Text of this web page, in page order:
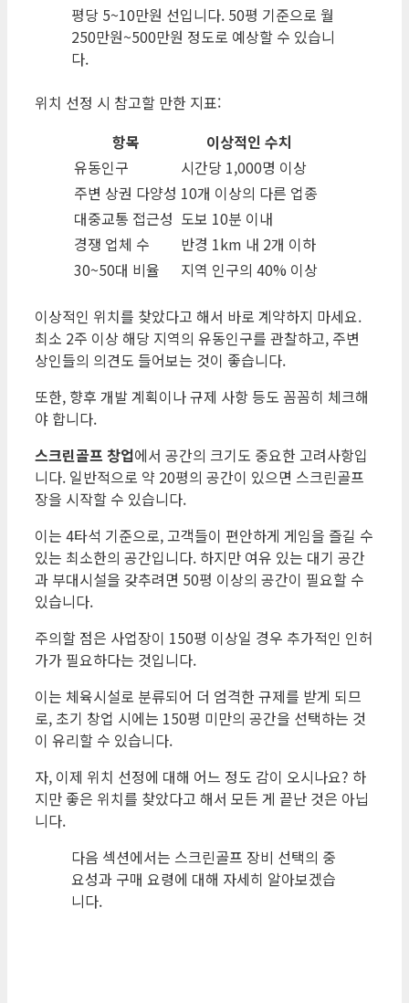
평당 5~10만원 선입니다. 50평 기준으로 월
250만원~500만원 정도로 예상할 수 있습니
다.
위치 선정 시 참고할 만한 지표:
항목
이상적인 수치
유동인구
시간당 1,000명 이상
주변 상권 다양성 10개 이상의 다른 업종
대중교통 접근성 도보 10분 이내
경쟁 업체 수
반경 1km 내 2개 이하
30~50대 비율
지역 인구의 40% 이상
이상적인 위치를 찾았다고 해서 바로 계약하지 마세요.
최소 2주 이상 해당 지역의 유동인구를 관찰하고, 주변
상인들의 의견도 들어보는 것이 좋습니다.
또한, 향후 개발 계획이나 규제 사항 등도 꼼꼼히 체크해
야 합니다.
스크린골프 창업에서 공간의 크기도 중요한 고려사항입
니다. 일반적으로 약 20평의 공간이 있으면 스크린골프
장을 시작할 수 있습니다.
이는 4타석 기준으로, 고객들이 편안하게 게임을 즐길 수
있는 최소한의 공간입니다. 하지만 여유 있는 대기 공간
과 부대시설을 갖추려면 50평 이상의 공간이 필요할 수
있습니다.
주의할 점은 사업장이 150평 이상일 경우 추가적인 인허
가가 필요하다는 것입니다.
이는 체육시설로 분류되어 더 엄격한 규제를 받게 되므
로, 초기 창업 시에는 150평 미만의 공간을 선택하는 것
이 유리할 수 있습니다.
자, 이제 위치 선정에 대해 어느 정도 감이 오시나요? 하
지만 좋은 위치를 찾았다고 해서 모든 게 끝난 것은 아닙
니다.
다음 섹션에서는 스크린골프 장비 선택의 중
요성과 구매 요령에 대해 자세히 알아보겠습
니다.